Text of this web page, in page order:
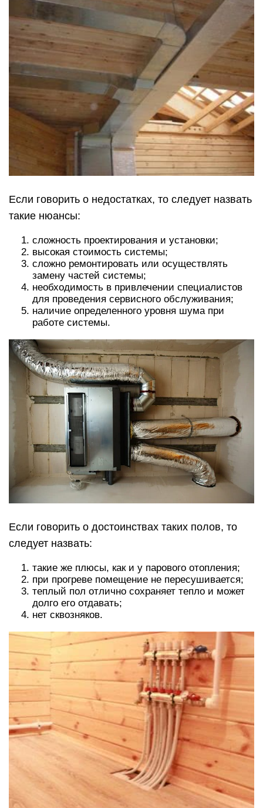
Если говорить о недостатках, то следует назвать
такие нюансы:
сложность проектирования и установки;
высокая стоимость системы;
сложно ремонтировать или осуществлять
замену частей системы;
необходимость в привлечении специалистов
для проведения сервисного обслуживания;
наличие определенного уровня шума при
работе системы.
Если говорить о достоинствах таких полов, то
следует назвать:
такие же плюсы, как и у парового отопления;
при прогреве помещение не пересушивается;
теплый пол отлично сохраняет тепло и может
долго его отдавать;
нет сквозняков.